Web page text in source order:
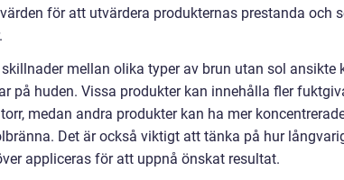
för att utvärdera produkternas prestanda och
mellan olika typer av brun utan sol ansikte
på huden. Vissa produkter kan innehålla fler
medan andra produkter kan ha mer
Det är också viktigt att tänka på hur
appliceras för att uppnå önskat resultat.